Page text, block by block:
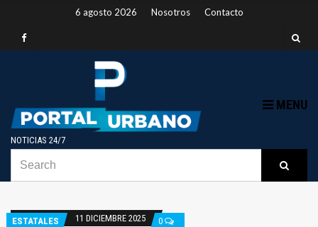
6 agosto 2026 Nosotros Contacto
NOTICIAS 24/7
MENU
ESTATALES 11 DICIEMBRE 2025 0